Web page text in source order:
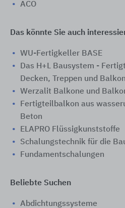
ACO
Das könnte Sie auch
WU-Fertigkeller BASE
Das H+L Bausystem -
Decken, Treppen und
Werzalit Balkone und
Fertigteilbalkon aus
Beton
ELAPRO Flüssigkunststoffe
Schalungstechnik für die
Fundamentschalungen
Beliebte Suchen
Abdichtungssysteme